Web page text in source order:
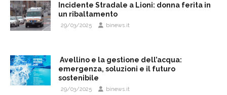
Incidente Stradale a Lioni: donna ferita in
un ribaltamento
29/03/2025 binews.it
Avellino e la gestione dell’acqua:
emergenza, soluzioni e il futuro
sostenibile
29/03/2025 binews.it